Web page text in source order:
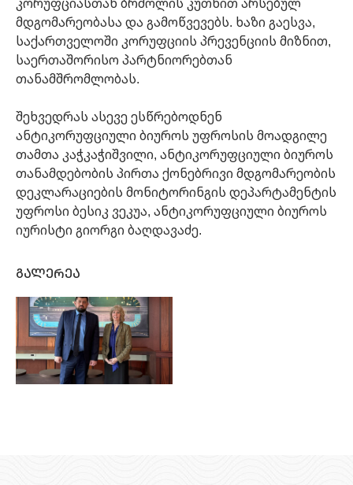
მდგომარეობასა და გამოწვევებს. ხაზი გაესვა,
საქართველოში კორუფციის პრევენციის მიზნით,
საერთაშორისო პარტნიორებთან
თანამშრომლობას.
შეხვედრას ასევე ესწრებოდნენ
ანტიკორუფციული ბიუროს უფროსის მოადგილე
თამთა კაჭკაჭიშვილი, ანტიკორუფციული ბიუროს
თანამდებობის პირთა ქონებრივი მდგომარეობის
დეკლარაციების მონიტორინგის დეპარტამენტის
უფროსი ბესიკ ვეკუა, ანტიკორუფციული ბიუროს
იურისტი გიორგი ბაღდავაძე.
გალერეა